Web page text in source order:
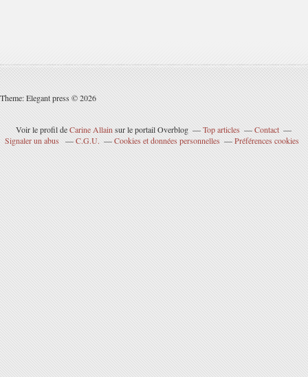
Theme: Elegant press © 2026
Voir le profil deCarine Allainsur le portail Overblog Top articles
Contact
Signaler un abus
C.G.U. Cookies et données personnelles Préférences cookies